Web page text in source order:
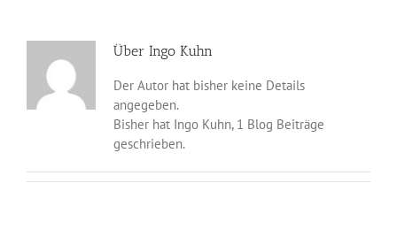
Über Ingo Kuhn
Der Autor hat bisher keine Details
angegeben.
Bisher hat Ingo Kuhn, 1 Blog Beiträge
geschrieben.